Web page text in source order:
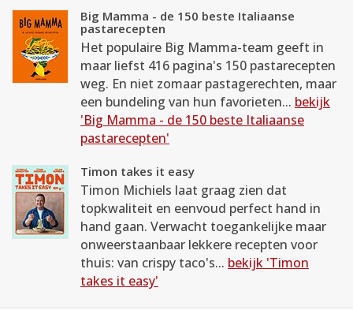
Big Mamma - de 150 beste Italiaanse
pastarecepten
Het populaire Big Mamma-team geeft in
maar liefst 416 pagina's 150 pastarecepten
weg. En niet zomaar pastagerechten, maar
een bundeling van hun favorieten... bekijk
'Big Mamma - de 150 beste Italiaanse
pastarecepten'
Timon takes it easy
Timon Michiels laat graag zien dat
topkwaliteit en eenvoud perfect hand in
hand gaan. Verwacht toegankelijke maar
onweerstaanbaar lekkere recepten voor
thuis: van crispy taco's... bekijk 'Timon
takes it easy'